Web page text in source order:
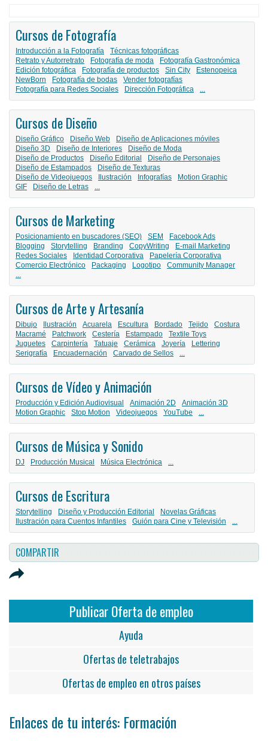
Cursos de Fotografía
Introducción a la Fotografía
Técnicas fotográficas
Retrato y Autorretrato
Fotografía de moda
Fotografía Gastronómica
Edición fotográfica
Fotografía de productos Sin City
Estenopeica
NewBorn
Fotografía de bodas
Vender fotografías
Fotografía para Redes Sociales
Dirección Fotográfica ...
Cursos de Diseño
Diseño Gráfico Diseño Web
Diseño de Aplicaciones móviles
Diseño 3D
Diseño de Interiores
Diseño de Moda
Diseño de Productos
Diseño Editorial
Diseño de Personajes
Diseño de Estampados
Diseño de Texturas
Diseño de Videojuegos
Ilustración Infografías
Motion Graphic
GIF
Diseño de Letras ...
Cursos de Marketing
Posicionamiento en buscadores (SEO) SEM
Facebook Ads
Blogging
Storytelling Branding CopyWriting
E-mail Marketing
Redes Sociales
Identidad Corporativa
Papelería Corporativa
Comercio Electrónico
Packaging Logotipo
Community Manager
...
Cursos de Arte y Artesanía
Dibujo Ilustración Acuarela Escultura Bordado Tejido
Costura
Macramé
Patchwork Cestería Estampado
Textile Toys
Juguetes
Carpintería Tatuaje Cerámica Joyería
Lettering
Serigrafía
Encuadernación Carvado de Sellos ...
Cursos de Vídeo y Animación
Producción y Edición Audiovisual Animación 2D
Animación 3D
Motion Graphic
Stop Motion Videojuegos YouTube ...
Cursos de Música y Sonido
DJ Producción Musical Música Electrónica ...
Cursos de Escritura
Storytelling Diseño y Producción Editorial
Novelas Gráficas
Ilustración para Cuentos Infantiles
Guión para Cine y Televisión ...
COMPARTIR
Publicar Oferta de empleo
Ayuda
Ofertas de teletrabajos
Ofertas de empleo en otros países
Enlaces de tu interés: Formación